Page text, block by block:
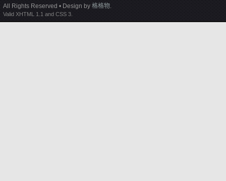
All Rights Reserved • Design by 格格物.
Valid XHTML 1.1 and CSS 3.